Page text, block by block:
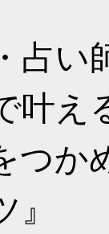
占い
叶
か